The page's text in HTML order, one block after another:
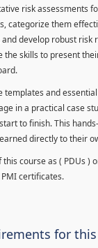
risk assessments
categorize them
develop robust risk
the skills to present
templates and
in a practical case
to finish. This
directly to their
course as ( PDUs )
certificates.
for this